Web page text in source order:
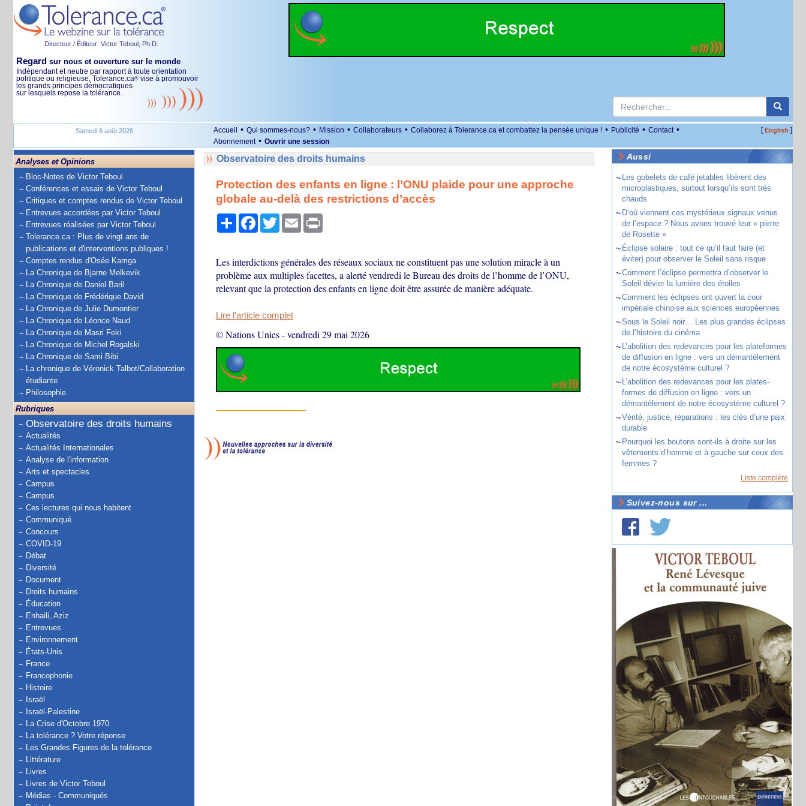
Directeur / Éditeur: Victor Teboul, Ph.D.
Regard sur nous et ouverture sur le monde
Indépendant et neutre par rapport à toute orientation
politique ou religieuse, Tolerance.ca® vise à promouvoir
les grands principes démocratiques
sur lesquels repose la tolérance.
Samedi 8 août 2026 Accueil • Qui sommes-nous? • Mission • Collaborateurs • Collaborez à Tolerance.ca et combattez la pensée unique ! • Publicité • Contact •
Abonnement • Ouvrir une session
[English ]
Analyses et Opinions
Bloc-Notes de Victor Teboul
Conférences et essais de Victor Teboul
Critiques et comptes rendus de Victor Teboul
Entrevues accordées par Victor Teboul
Entrevues réalisées par Victor Teboul
Tolerance.ca : Plus de vingt ans de
publications et d'interventions publiques !
Comptes rendus d'Osée Kamga
La Chronique de Bjarne Melkevik
La Chronique de Daniel Baril
La Chronique de Frédérique David
La Chronique de Julie Dumontier
La Chronique de Léonce Naud
La Chronique de Masri Feki
La Chronique de Michel Rogalski
La Chronique de Sami Bibi
La chronique de Véronick Talbot/Collaboration
étudiante
Philosophie
Rubriques
Observatoire des droits humains
Actualités
Actualités Internationales
Analyse de l'information
Arts et spectacles
Campus
Campus
Ces lectures qui nous habitent
Communiqué
Concours
COVID-19
Débat
Diversité
Document
Droits humains
Éducation
Enhaili, Aziz
Entrevues
Environnement
États-Unis
France
Francophonie
Histoire
Israël
Israël-Palestine
La Crise d'Octobre 1970
La tolérance ? Votre réponse
Les Grandes Figures de la tolérance
Littérature
Livres
Livres de Victor Teboul
Médias - Communiqués
Observatoire des droits humains
Protection des enfants en ligne : l’ONU plaide pour une approche
globale au-delà des restrictions d’accès
PartagerFacebook
TwitterEmail Print
Les interdictions générales des réseaux sociaux ne constituent pas une solution miracle à un
problème aux multiples facettes, a alerté vendredi le Bureau des droits de l’homme de l’ONU,
relevant que la protection des enfants en ligne doit être assurée de manière adéquate.
Lire l'article complet
© Nations Unies-vendredi 29 mai 2026
Aussi
~ Les gobelets de café jetables libèrent des
microplastiques, surtout lorsqu’ils sont très
chauds
~ D’où viennent ces mystérieux signaux venus
de l’espace ? Nous avons trouvé leur « pierre
de Rosette »
~ Éclipse solaire : tout ce qu’il faut faire (et
éviter) pour observer le Soleil sans risque
~Comment l’éclipse permettra d’observer le
Soleil dévier la lumière des étoiles
~Comment les éclipses ont ouvert la cour
impériale chinoise aux sciences européennes
~Sous le Soleil noir… Les plus grandes éclipses
de l’histoire du cinéma
~ L’abolition des redevances pour les plateformes
de diffusion en ligne : vers un démantèlement
de notre écosystème culturel ?
~ L’abolition des redevances pour les plates-
formes de diffusion en ligne : vers un
démantèlement de notre écosystème culturel ?
~Vérité, justice, réparations : les clés d’une paix
durable
~ Pourquoi les boutons sont-ils à droite sur les
vêtements d’homme et à gauche sur ceux des
femmes ?
Liste complète
Suivez-nous sur ...